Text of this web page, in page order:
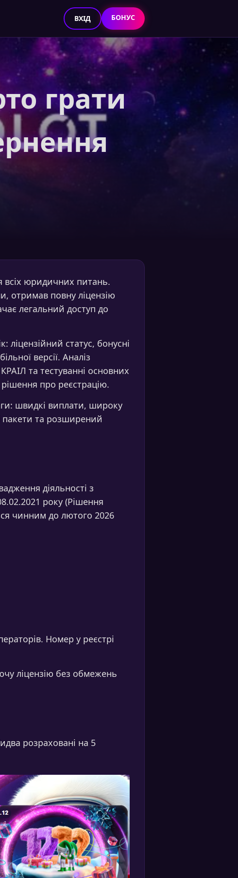
ВХІД БОНУС
грати
всіх юридичних питань.
отримав повну ліцензію
легальний доступ до
статус, бонусні
версії. Аналіз
та тестуванні основних
про реєстрацію.
швидкі виплати, широку
пакети та розширений
діяльності з
року (Рішення
чинним до лютого 2026
Номер у реєстрі
ліцензію без обмежень
розраховані на 5